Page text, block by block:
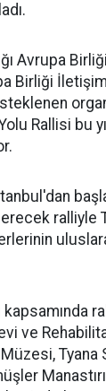
Avrupa
Birliği
Rallisi bu
ralliyle
kapsamında
ve
Tyana